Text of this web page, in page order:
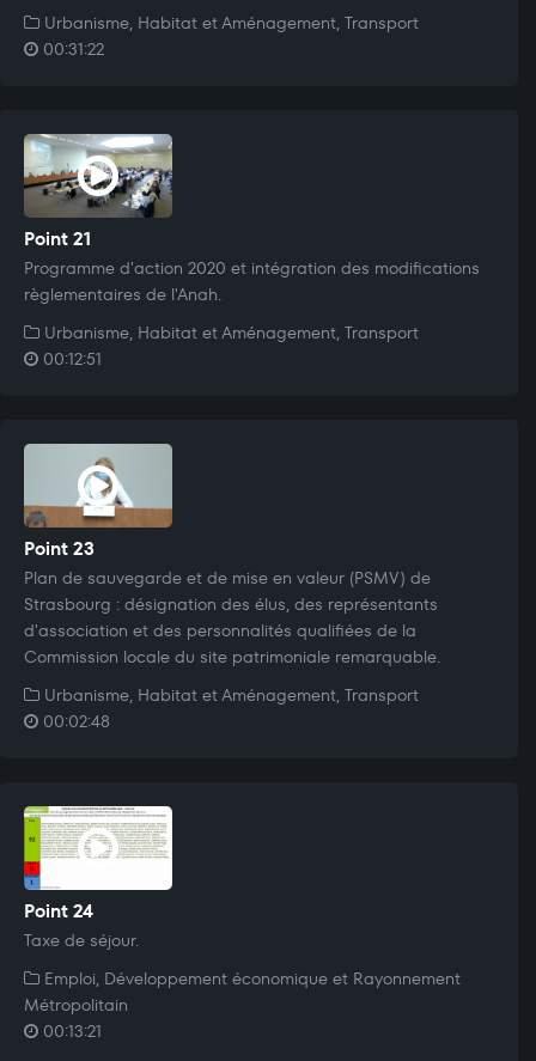
Urbanisme, Habitat et Aménagement, Transport
00:31:22
Point 21
Programme d'action 2020 et intégration des modifications
règlementaires de l'Anah.
Urbanisme, Habitat et Aménagement, Transport
00:12:51
Point 23
Plan de sauvegarde et de mise en valeur (PSMV) de
Strasbourg : désignation des élus, des représentants
d'association et des personnalités qualifiées de la
Commission locale du site patrimoniale remarquable.
Urbanisme, Habitat et Aménagement, Transport
00:02:48
Point 24
Taxe de séjour.
Emploi, Développement économique et Rayonnement
Métropolitain
00:13:21